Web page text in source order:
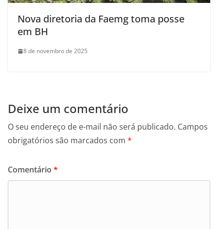
Nova diretoria da Faemg toma posse
em BH
8 de novembro de 2025
Deixe um comentário
O seu endereço de e-mail não será publicado. Campos
obrigatórios são marcados com *
Comentário *